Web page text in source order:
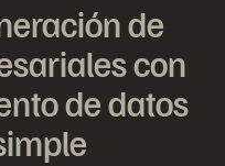
de
con
de datos